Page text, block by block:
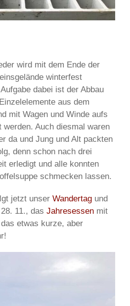
wird mit dem Ende der
winterfest
dabei ist der Abbau
aus dem
mit Wagen und Winde aufs
werden. Auch diesmal waren
da und Jung und Alt packten
denn schon nach drei
erledigt und alle konnten
schmecken lassen.
jetzt unser Wandertag und
11., das Jahresessen mit
etwas kurze, aber